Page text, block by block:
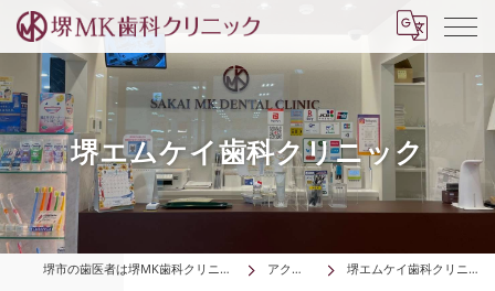
堺エムケイ歯科クリニック
堺市の歯医者は堺MK歯科クリニック アクセス 堺エムケイ歯科クリニック